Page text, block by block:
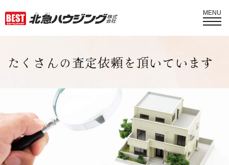
MENU
たくさんの査定依頼を頂いています